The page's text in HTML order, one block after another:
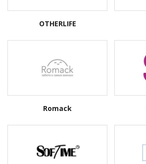
OTHERLIFE
Romack